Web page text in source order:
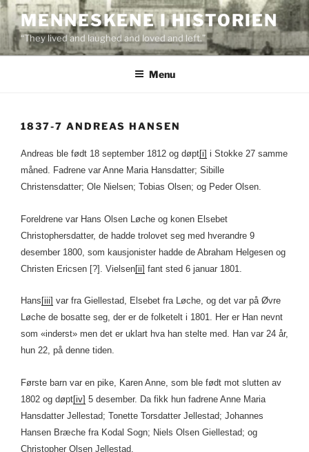
Skip
to
content
MENNESKENE I HISTORIEN
“They lived and laughed and loved and left.”
Menu
1837-7 ANDREAS HANSEN
Andreas ble født 18 september 1812 og døpt[i] i Stokke 27 samme
måned. Fadrene var Anne Maria Hansdatter; Sibille
Christensdatter; Ole Nielsen; Tobias Olsen; og Peder Olsen.
Foreldrene var Hans Olsen Løche og konen Elsebet
Christophersdatter, de hadde trolovet seg med hverandre 9
desember 1800, som kausjonister hadde de Abraham Helgesen og
Christen Ericsen [?]. Vielsen[ii] fant sted 6 januar 1801.
Hans [iii] var fra Giellestad, Elsebet fra Løche, og det var på Øvre
Løche de bosatte seg, der er de folketelt i 1801. Her er Han nevnt
som «inderst» men det er uklart hva han stelte med. Han var 24 år,
hun 22, på denne tiden.
Første barn var en pike, Karen Anne, som ble født mot slutten av
1802 og døpt[iv] 5 desember. Da fikk hun fadrene Anne Maria
Hansdatter Jellestad; Tonette Torsdatter Jellestad; Johannes
Hansen Bræche fra Kodal Sogn; Niels Olsen Giellestad; og
Christopher Olsen Jellestad.